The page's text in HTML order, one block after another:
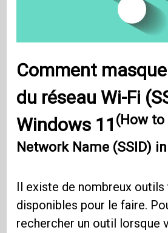
Comment
du réseau Wi-Fi
Windows 11 (How to
Network Name (SSID)
Il existe de nombreux outils
disponibles pour le faire.
rechercher un outil lorsque